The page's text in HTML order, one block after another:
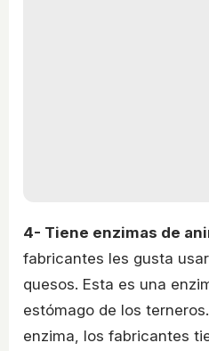
4- Tiene enzimas de
fabricantes les gusta
quesos. Esta es una
estómago de los
enzima, los fabricantes